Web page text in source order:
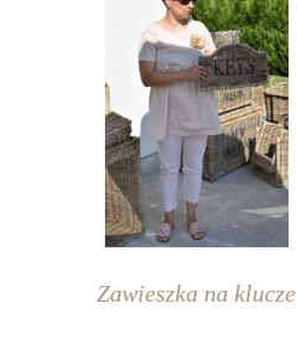
Zawieszka na klucze